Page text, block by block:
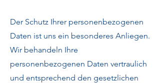
Der Schutz Ihrer personenbezogenen
Daten ist uns ein besonderes Anliegen.
Wir behandeln Ihre
personenbezogenen Daten vertraulich
und entsprechend den gesetzlichen